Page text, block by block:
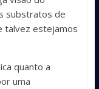
substratos de
talvez estejamos
quanto a
uma